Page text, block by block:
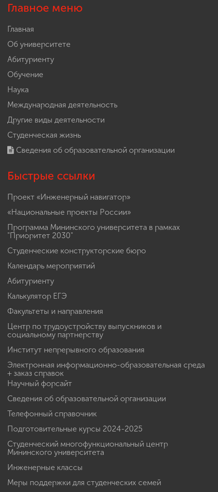
Главное меню
Главная
Об университете
Абитуриенту
Обучение
Наука
Международная деятельность
Другие виды деятельности
Студенческая жизнь
Сведения об образовательной организации
Быстрые ссылки
Проект «Инженерный навигатор»
«Национальные проекты России»
Программа Мининского университета в рамках
"Приоритет 2030"
Студенческие конструкторские бюро
Календарь мероприятий
Абитуриенту
Калькулятор ЕГЭ
Факультеты и направления
Центр по трудоустройству выпускников и
социальному партнерству
Институт непрерывного образования
Электронная информационно-образовательная среда
+ заказ справок
Научный форсайт
Сведения об образовательной организации
Телефонный справочник
Подготовительные курсы 2024-2025
Студенческий многофункциональный центр
Мининского университета
Инженерные классы
Меры поддержки для студенческих семей